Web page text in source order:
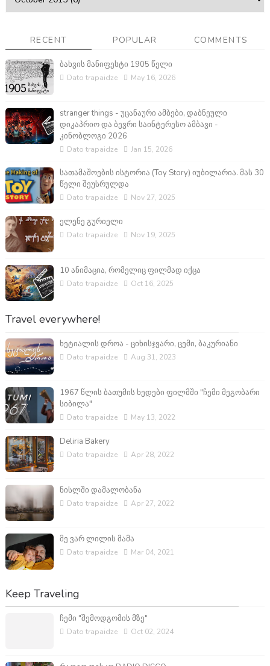
RECENT POPULAR COMMENTS
ბახვის მანიფესტი 1905 წელი
Dato trapaidze May 16, 2026
stranger things - უცანაური ამბები, დაბნეული
დიკაპრიო და ბევრი საინტერესო ამბავი -
კინობლოგი 2026
Dato trapaidze Jan 15, 2026
სათამაშოების ისტორია (Toy Story) იუბილარია. მას 30
წელი შეუსრულდა
Dato trapaidze Nov 27, 2025
ელენე გურიელი
Dato trapaidze Nov 19, 2025
10 ანიმაცია, რომელიც ფილმად იქცა
Dato trapaidze Oct 16, 2025
Travel everywhere!
ხეტიალის დროა - ციხისჯვარი, ცემი, ბაკურიანი
Dato trapaidze Aug 31, 2023
1967 წლის ბათუმის ხედები ფილმში "ჩემი მეგობარი
სიბილა"
Dato trapaidze May 13, 2022
Deliria Bakery
Dato trapaidze Apr 28, 2022
ნისლში დამალობანა
Dato trapaidze Apr 27, 2022
მე ვარ ლილის მამა
Dato trapaidze Mar 04, 2021
Keep Traveling
ჩემი "შემოდგომის მზე"
Dato trapaidze Oct 02, 2024